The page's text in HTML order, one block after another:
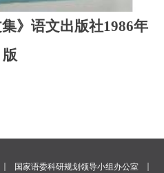
》语文出版社1986年
版
国家语委科研规划领导小组办公室